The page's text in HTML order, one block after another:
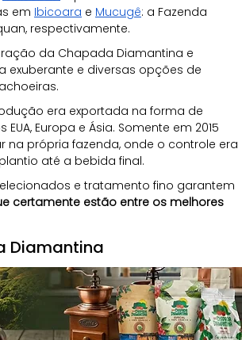
em Ibicoara e Mucugê: a Fazenda
respectivamente.
da Chapada Diamantina e
exuberante e diversas opções de
era exportada na forma de
Europa e Ásia. Somente em 2015
na própria fazenda, onde o controle era
até a bebida final.
e tratamento fino garantem
certamente estão entre os melhores
Diamantina